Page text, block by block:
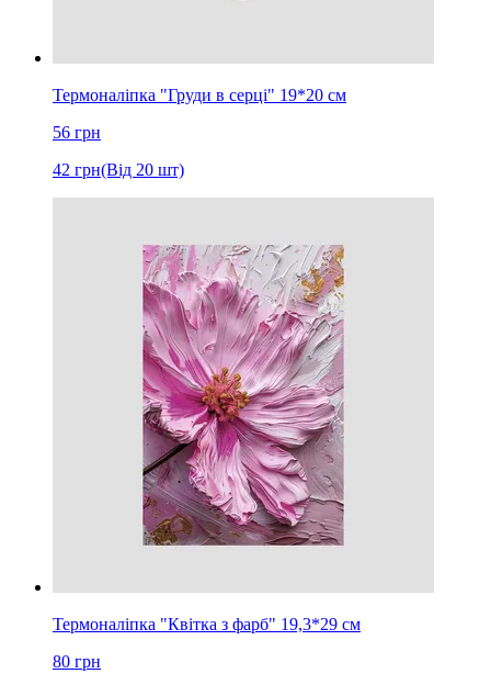
Термоналіпка "Груди в серці" 19*20 см
56 грн
42 грн(Від 20 шт)
Термоналіпка "Квітка з фарб" 19,3*29 см
80 грн